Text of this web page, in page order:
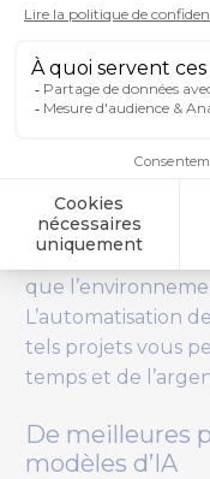
tests de rapports
sûres, car ils
continue de
prendre des
identifiés. Dans le
l’adoption par les
fonctionnalités
que
L’automatisation
tels projets vous
temps et de
De meilleures
modèles d’IA